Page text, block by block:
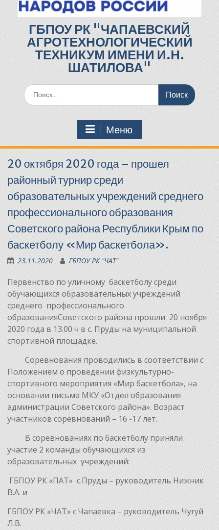
ГБПОУ РК "ЧАПАЕВСКИЙ
АГРОТЕХНОЛОГИЧЕСКИЙ
ТЕХНИКУМ ИМЕНИ И.Н.
ШАТИЛОВА"
Поиск
по:
Меню
20 октября 2020 года – прошел
районный турнир среди
образовательных учреждений среднего
профессионального образования
Советского района Республики Крым по
баскетболу «Мир баскетбола».
23.11.2020 ГБПОУ РК "ЧАТ"
Первенство по уличному баскетболу среди
обучающихся образовательных учреждений
среднего профессионального
образованияСоветского района прошли 20 ноября
2020 года в 13.00 ч в с. Пруды на муниципальной
спортивной площадке.
Соревнования проводились в соответствии с
Положением о проведении физкультурно-
спортивного мероприятия «Мир баскетбола», на
основании письма МКУ «Отдел образования
администрации Советского района». Возраст
участников соревнований – 16 -17 лет.
В соревнованиях по баскетболу приняли
участие 2 команды обучающихся из
образовательных учреждений:
ГБПОУ РК «ПАТ» с.Пруды – руководитель Нижник
В.А. и
ГБПОУ РК «ЧАТ» с.Чапаевка – руководитель Чугуй
Л.В.